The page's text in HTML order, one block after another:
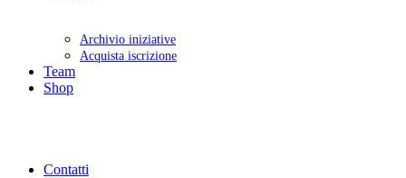
Archivio iniziative
Acquista iscrizione
Team
Shop
Contatti